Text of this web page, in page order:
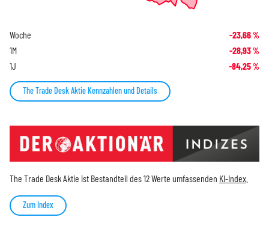
Woche -23,66%
1M -28,93%
1J -84,25%
The Trade Desk Aktie Kennzahlen und Details
The Trade Desk Aktie ist Bestandteil des 12 Werte umfassenden KI-Index
Zum Index